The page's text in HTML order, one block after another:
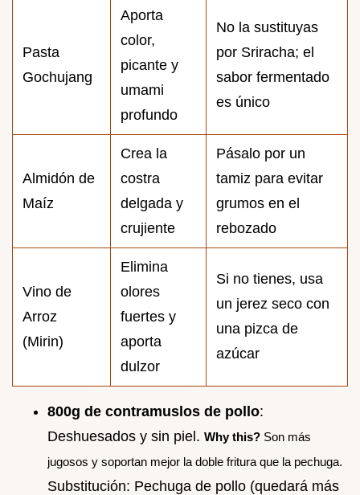
Pasta
Gochujang
Aporta
color,
picante y
umami
profundo
No la sustituyas
por Sriracha; el
sabor fermentado
es único
Almidón de
Maíz
Crea la
costra
delgada y
crujiente
Pásalo por un
tamiz para evitar
grumos en el
rebozado
Vino de
Arroz
(Mirin)
Elimina
olores
fuertes y
aporta
dulzor
Si no tienes, usa
un jerez seco con
una pizca de
azúcar
800g de contramuslos de pollo:
Deshuesados y sin piel. Why this? Son más
jugosos y soportan mejor la doble fritura que la pechuga.
Substitución: Pechuga de pollo (quedará más